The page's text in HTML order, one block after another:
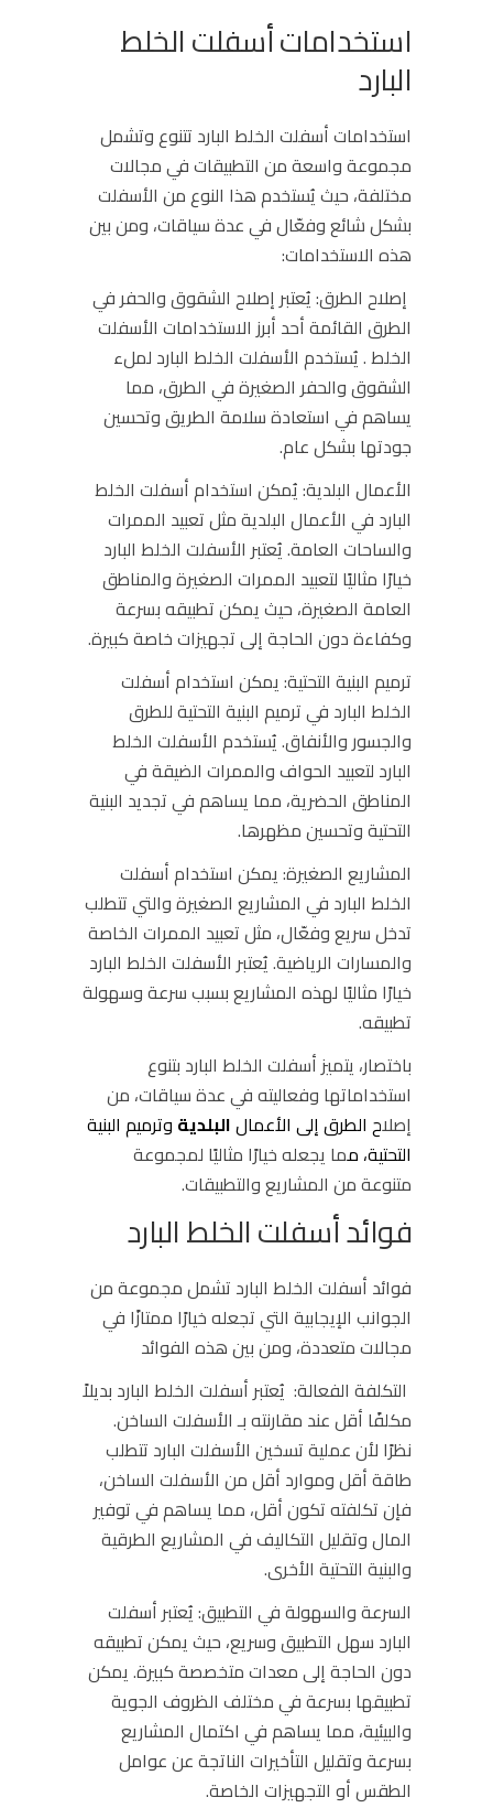
استخدامات أسفلت الخلط
البارد
استخدامات أسفلت الخلط البارد تتنوع وتشمل
مجموعة واسعة من التطبيقات في مجالات
مختلفة، حيث يُستخدم هذا النوع من الأسفلت
بشكل شائع وفعّال في عدة سياقات، ومن بين
هذه الاستخدامات:
إصلاح الطرق:يُعتبر إصلاح الشقوق والحفر في
الطرق القائمة أحد أبرز الاستخدامات الأسفلت
الخلط . يُستخدم الأسفلت الخلط البارد لملء
الشقوق والحفر الصغيرة في الطرق، مما
يساهم في استعادة سلامة الطريق وتحسين
جودتها بشكل عام.
الأعمال البلدية:يُمكن استخدام أسفلت الخلط
البارد في الأعمال البلدية مثل تعبيد الممرات
والساحات العامة. يُعتبر الأسفلت الخلط البارد
خيارًا مثاليًا لتعبيد الممرات الصغيرة والمناطق
العامة الصغيرة، حيث يمكن تطبيقه بسرعة
وكفاءة دون الحاجة إلى تجهيزات خاصة كبيرة.
ترميم البنية التحتية: يمكن استخدام أسفلت
الخلط البارد في ترميم البنية التحتية للطرق
والجسور والأنفاق. يُستخدم الأسفلت الخلط
البارد لتعبيد الحواف والممرات الضيقة في
المناطق الحضرية، مما يساهم في تجديد البنية
التحتية وتحسين مظهرها.
المشاريع الصغيرة: يمكن استخدام أسفلت
الخلط البارد في المشاريع الصغيرة والتي تتطلب
تدخل سريع وفعّال، مثل تعبيد الممرات الخاصة
والمسارات الرياضية. يُعتبر الأسفلت الخلط البارد
خيارًا مثاليًا لهذه المشاريع بسبب سرعة وسهولة
تطبيقه.
باختصار، يتميز أسفلت الخلط البارد بتنوع
استخداماتها وفعاليته في عدة سياقات، من
إصلاح الطرق إلى الأعمالالبلدية وترميم البنية
التحتية، مما يجعله خيارًا مثاليًا لمجموعة
متنوعة من المشاريع والتطبيقات.
فوائد أسفلت الخلط البارد
فوائد أسفلت الخلط البارد تشمل مجموعة من
الجوانب الإيجابية التي تجعله خيارًا ممتازًا في
مجالات متعددة، ومن بين هذه الفوائد
التكلفة الفعالة: يُعتبر أسفلت الخلط البارد بديلاً
مكلفًا أقل عند مقارنته بـ الأسفلت الساخن.
نظرًا لأن عملية تسخين الأسفلت البارد تتطلب
طاقة أقل وموارد أقل من الأسفلت الساخن،
فإن تكلفته تكون أقل، مما يساهم في توفير
المال وتقليل التكاليف في المشاريع الطرقية
والبنية التحتية الأخرى.
السرعة والسهولة في التطبيق:يُعتبر أسفلت
البارد سهل التطبيق وسريع، حيث يمكن تطبيقه
دون الحاجة إلى معدات متخصصة كبيرة. يمكن
تطبيقها بسرعة في مختلف الظروف الجوية
والبيئية، مما يساهم في اكتمال المشاريع
بسرعة وتقليل التأخيرات الناتجة عن عوامل
الطقس أو التجهيزات الخاصة.